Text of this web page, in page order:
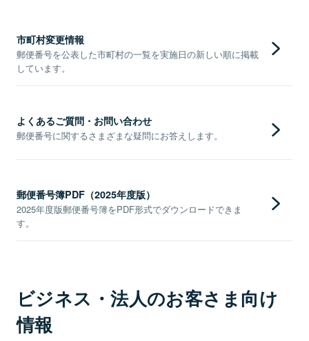
市町村変更情報
郵便番号を公表した市町村の一覧を実施日の新しい順に掲載
しています。
よくあるご質問・お問い合わせ
郵便番号に関するさまざまな疑問にお答えします。
郵便番号簿PDF（2025年度版）
2025年度版郵便番号簿をPDF形式でダウンロードできま
す。
ビジネス・法人のお客さま向け
情報